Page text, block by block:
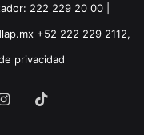
222 229 20 00 |
+52 222 229 2112,
privacidad
Instagram